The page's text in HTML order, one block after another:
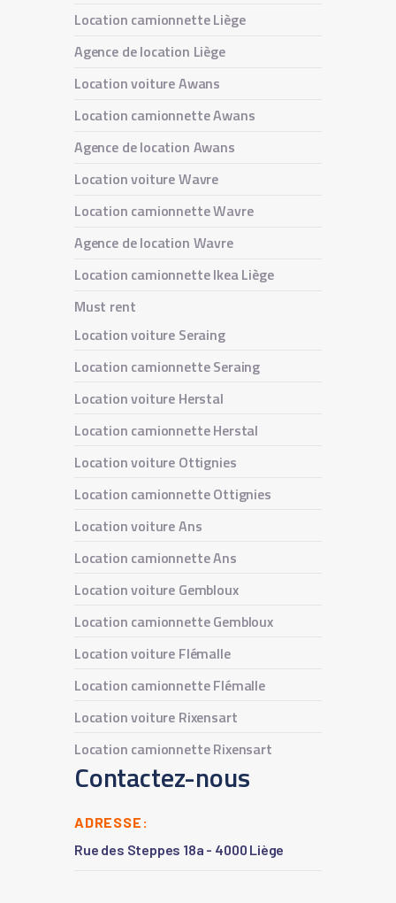
Location camionnette Liège
Agence de location Liège
Location voiture Awans
Location camionnette Awans
Agence de location Awans
Location voiture Wavre
Location camionnette Wavre
Agence de location Wavre
Location camionnette Ikea Liège
Must rent
Location voiture Seraing
Location camionnette Seraing
Location voiture Herstal
Location camionnette Herstal
Location voiture Ottignies
Location camionnette Ottignies
Location voiture Ans
Location camionnette Ans
Location voiture Gembloux
Location camionnette Gembloux
Location voiture Flémalle
Location camionnette Flémalle
Location voiture Rixensart
Location camionnette Rixensart
Contactez-nous
ADRESSE:
Rue des Steppes 18a - 4000 Liège